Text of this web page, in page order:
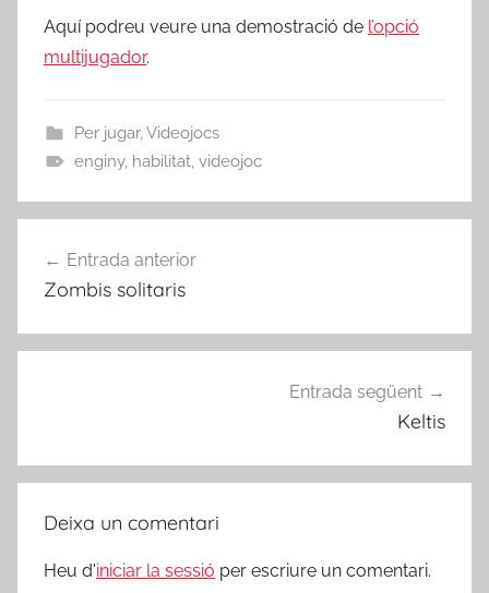
Aquí podreu veure una demostració de l’opció
multijugador.
Per jugar,Videojocs
enginy, habilitat, videojoc
d'entrades
Entrada anterior
Zombis solitaris
Entrada següent
Keltis
Deixa un comentari
Heu d'iniciar la sessió per escriure un comentari.